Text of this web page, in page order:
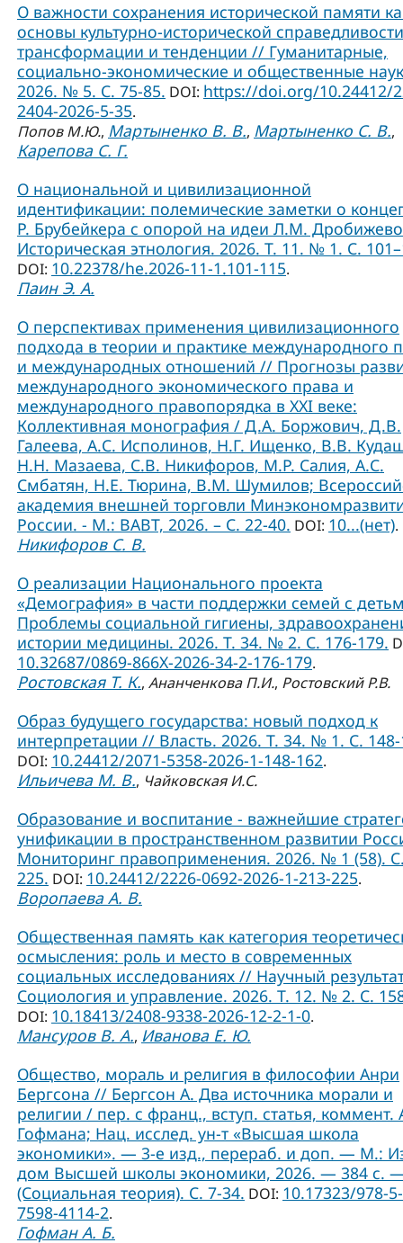
О важности сохранения исторической памяти
основы культурно-исторической
трансформации и тенденции // Гуманитарные,
социально-экономические и общественные
2026. № 5. С. 75-85. DOI: https://doi.org/10.24412/
2404-2026-5-35.
Попов М.Ю., Мартыненко В. В., Мартыненко С. В.,
Карепова С. Г.
О национальной и цивилизационной
идентификации: полемические заметки о
Р. Брубейкера с опорой на идеи Л.М.
Историческая этнология. 2026. Т. 11. № 1. С.
DOI: 10.22378/he.2026-11-1.101-115.
Паин Э. А.
О перспективах применения цивилизационного
подхода в теории и практике международного
и международных отношений // Прогнозы
международного экономического права и
международного правопорядка в XXI веке:
Коллективная монография / Д.А. Боржович, Д.В.
Галеева, А.С. Исполинов, Н.Г. Ищенко, В.В.
Н.Н. Мазаева, С.В. Никифоров, М.Р. Салия, А.С.
Смбатян, Н.Е. Тюрина, В.М. Шумилов;
академия внешней торговли
России. - М.: ВАВТ, 2026. – С. 22-40. DOI: 10...(нет).
Никифоров С. В.
О реализации Национального проекта
«Демография» в части поддержки семей с
Проблемы социальной гигиены,
истории медицины. 2026. Т. 34. № 2. С. 176-179.
10.32687/0869-866X-2026-34-2-176-179.
Ростовская Т. К., Ананченкова П.И., Ростовский Р.В.
Образ будущего государства: новый подход к
интерпретации // Власть. 2026. Т. 34. № 1. С.
DOI: 10.24412/2071-5358-2026-1-148-162.
Ильичева М. В., Чайковская И.С.
Образование и воспитание - важнейшие
унификации в пространственном развитии
Мониторинг правоприменения. 2026. № 1 (58).
225. DOI: 10.24412/2226-0692-2026-1-213-225.
Воропаева А. В.
Общественная память как категория
осмысления: роль и место в современных
социальных исследованиях // Научный
Социология и управление. 2026. Т. 12. № 2. С.
DOI: 10.18413/2408-9338-2026-12-2-1-0.
Мансуров В. А., Иванова Е. Ю.
Общество, мораль и религия в философии Анри
Бергсона // Бергсон А. Два источника морали и
религии / пер. с франц., вступ. статья, коммент.
Гофмана; Нац. исслед. ун-т «Высшая школа
экономики». — 3-е изд., перераб. и доп. — М.:
дом Высшей школы экономики, 2026. — 384 с.
(Социальная теория). C. 7-34. DOI: 10.17323/978-5-
7598-4114-2.
Гофман А. Б.